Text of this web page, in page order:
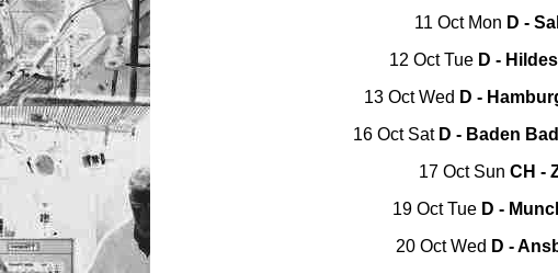
11 Oct Mon D -
12 Oct TueD -
13 Oct Wed D -
16 Oct Sat D - Baden
17 Oct Sun CH -
19 Oct Tue D -
20 Oct Wed D -